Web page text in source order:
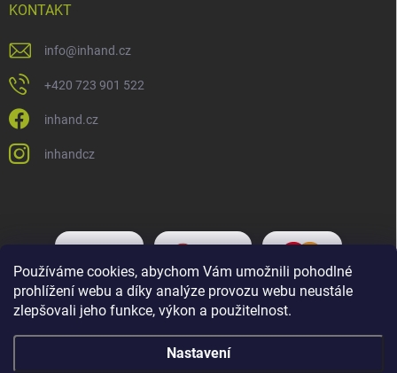
Používáme cookies, abychom Vám umožnili pohodlné
prohlížení webu a díky analýze provozu webu neustále
zlepšovali jeho funkce, výkon a použitelnost.
Nastavení
KONTAKT
info@inhand.cz
+420 723 901 522
inhand.cz
inhandcz